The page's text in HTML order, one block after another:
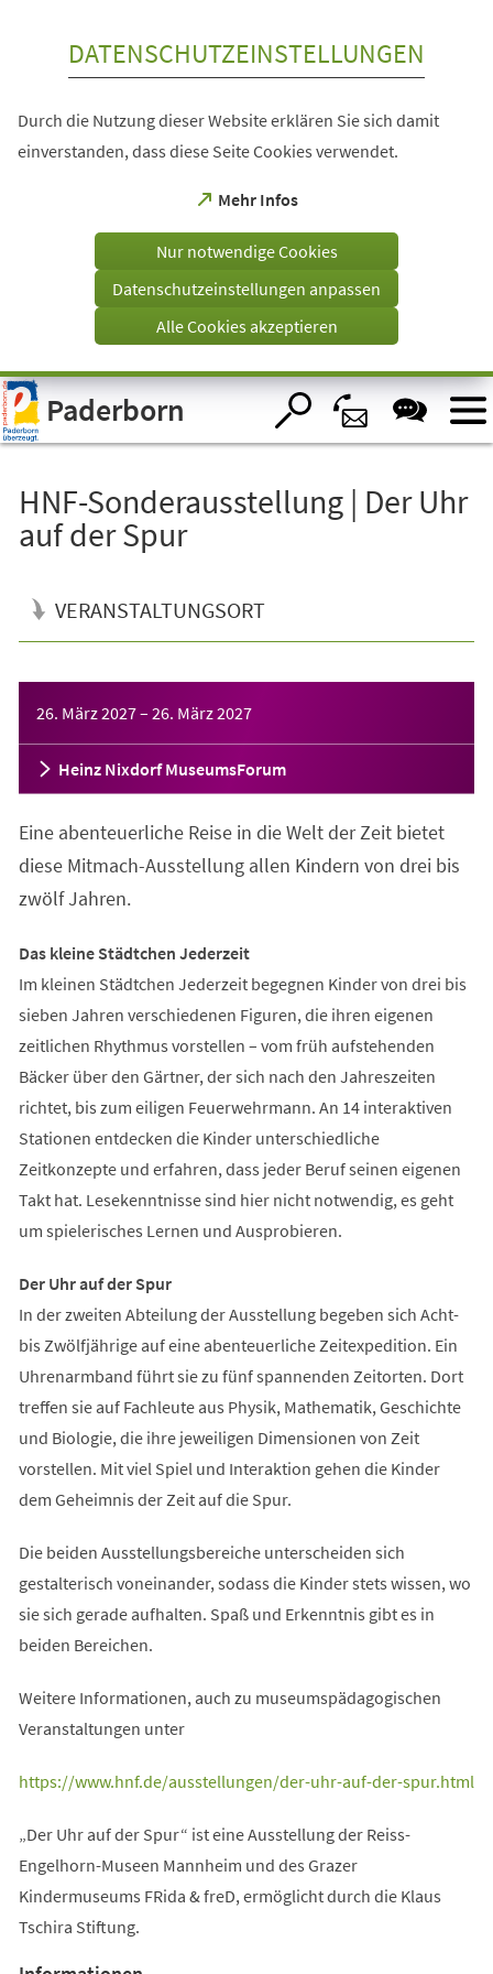
Visuelle
Assistenzsoftware
öffnen.
DATENSCHUTZEINSTELLUNGEN
Durch die Nutzung dieser Website erklären Sie sich damit
einverstanden, dass diese Seite Cookies verwendet.
Mehr Infos
(Öffnet
einem
Tab)
Nur notwendige Cookies
Datenschutzeinstellungen anpassen
Alle Cookies akzeptieren
Paderborn
HNF-Sonderausstellung | Der Uhr
auf der Spur
VERANSTALTUNGSORT
26. März 2027– 26. März 2027
Heinz Nixdorf MuseumsForum
Eine abenteuerliche Reise in die Welt der Zeit bietet
diese Mitmach-Ausstellung allen Kindern von drei bis
zwölf Jahren.
Das kleine Städtchen Jederzeit
Im kleinen Städtchen Jederzeit begegnen Kinder von drei bis
sieben Jahren verschiedenen Figuren, die ihren eigenen
zeitlichen Rhythmus vorstellen – vom früh aufstehenden
Bäcker über den Gärtner, der sich nach den Jahreszeiten
richtet, bis zum eiligen Feuerwehrmann. An 14 interaktiven
Stationen entdecken die Kinder unterschiedliche
Zeitkonzepte und erfahren, dass jeder Beruf seinen eigenen
Takt hat. Lesekenntnisse sind hier nicht notwendig, es geht
um spielerisches Lernen und Ausprobieren.
Der Uhr auf der Spur
In der zweiten Abteilung der Ausstellung begeben sich Acht-
bis Zwölfjährige auf eine abenteuerliche Zeitexpedition. Ein
Uhrenarmband führt sie zu fünf spannenden Zeitorten. Dort
treffen sie auf Fachleute aus Physik, Mathematik, Geschichte
und Biologie, die ihre jeweiligen Dimensionen von Zeit
vorstellen. Mit viel Spiel und Interaktion gehen die Kinder
dem Geheimnis der Zeit auf die Spur.
Die beiden Ausstellungsbereiche unterscheiden sich
gestalterisch voneinander, sodass die Kinder stets wissen, wo
sie sich gerade aufhalten. Spaß und Erkenntnis gibt es in
beiden Bereichen.
Weitere Informationen, auch zu museumspädagogischen
Veranstaltungen unter
https://www.hnf.de/ausstellungen/der-uhr-auf-der-spur.html
(Öffnet
einem
neuen
Tab)
„Der Uhr auf der Spur“ ist eine Ausstellung der Reiss-
Engelhorn-Museen Mannheim und des Grazer
Kindermuseums FRida & freD, ermöglicht durch die Klaus
Tschira Stiftung.